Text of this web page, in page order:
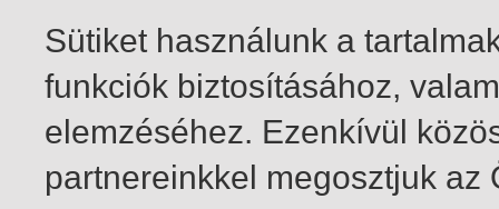
Sütiket használunk a
funkciók biztosításához,
elemzéséhez. Ezenkívül
partnereinkkel megosztjuk